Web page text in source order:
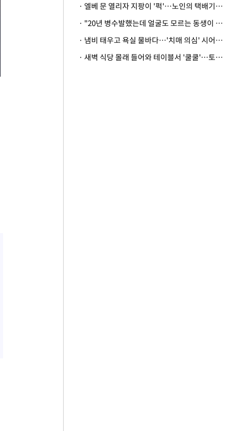
· 엘베 문 열리자 지팡이 '퍽'…노인의 택배기사 폭행 이유
· "20년 병수발했는데 얼굴도 모르는 동생이 유산 절반을"…배다른 형제 상속권 있을까
· 냄비 태우고 욕실 물바다…'치매 의심' 시어머니 검사 권유했다가 '날벼락'
· 새벽 식당 몰래 들어와 테이블서 '쿨쿨'…토사물 남기고 사라진 남성